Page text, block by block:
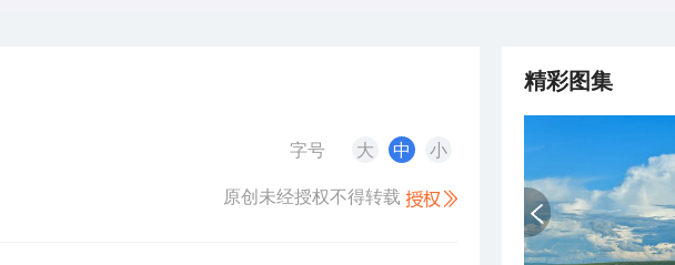
字号 大 中 小
原创未经授权不得转载
精彩图集